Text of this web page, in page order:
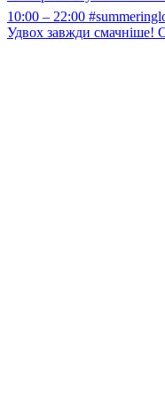
Удвох завжди смачніше!